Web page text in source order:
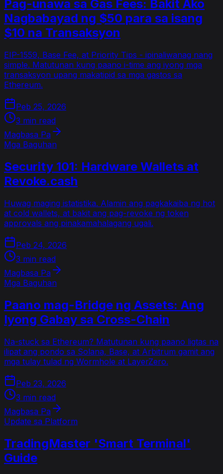
Pag-unawa sa Gas Fees: Bakit Ako
Nagbabayad ng $50 para sa isang
$10 na Transaksyon
EIP-1559, Base Fee, at Priority Tips - ipinaliwanag nang
simple. Matutunan kung paano i-time ang iyong mga
transaksyon upang makatipid sa mga gastos sa
Ethereum.
Peb 25, 2026
3 min read
Magbasa Pa
Mga Baguhan
Security 101: Hardware Wallets at
Revoke.cash
Huwag maging istatistika. Alamin ang pagkakaiba ng hot
at cold wallets, at bakit ang pag-revoke ng token
approvals ang pinakamahalagang ugali.
Peb 24, 2026
3 min read
Magbasa Pa
Mga Baguhan
Paano mag-Bridge ng Assets: Ang
Iyong Gabay sa Cross-Chain
Na-stuck sa Ethereum? Matutunan kung paano ligtas na
ilipat ang pondo sa Solana, Base, at Arbitrum gamit ang
mga tulay tulad ng Wormhole at LayerZero.
Peb 23, 2026
3 min read
Magbasa Pa
Update sa Platform
TradingMaster 'Smart Terminal'
Guide